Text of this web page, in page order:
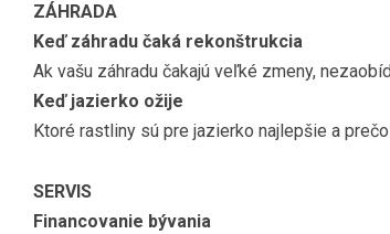
ZÁHRADA
Keď záhradu čaká rekonštrukcia
Ak vašu záhradu čakajú veľké zmeny,
Keď jazierko ožije
Ktoré rastliny sú pre jazierko najlepšie a
SERVIS
Financovanie bývania